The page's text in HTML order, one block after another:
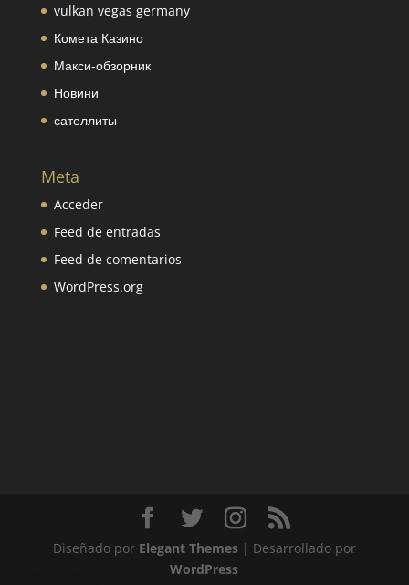
vulkan vegas germany
Комета Казино
Макси-обзорник
Новини
сателлиты
Meta
Acceder
Feed de entradas
Feed de comentarios
WordPress.org
Diseñado por Elegant Themes| Desarrollado por
WordPress